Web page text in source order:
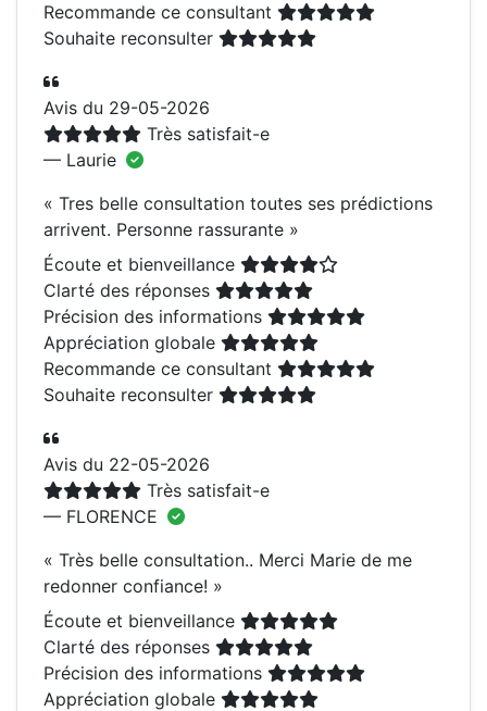
Recommande ce consultant
Souhaite reconsulter
Avis du 29-05-2026
Très satisfait-e
— Laurie
« Tres belle consultation toutes ses prédictions
arrivent. Personne rassurante »
Écoute et bienveillance
Clarté des réponses
Précision des informations
Appréciation globale
Recommande ce consultant
Souhaite reconsulter
Avis du 22-05-2026
Très satisfait-e
— FLORENCE
« Très belle consultation.. Merci Marie de me
redonner confiance! »
Écoute et bienveillance
Clarté des réponses
Précision des informations
Appréciation globale